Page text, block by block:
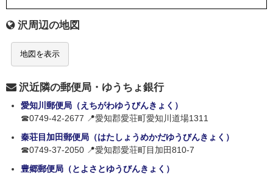
沢周辺の地図
地図を表示
沢近隣の郵便局・ゆうちょ銀行
愛知川郵便局（えちがわゆうびんきょく）
☎0749-42-2677 📍愛知郡愛荘町愛知川道場1311
秦荘目加田郵便局（はたしょうめかだゆうびんきょく）
☎0749-37-2050 📍愛知郡愛荘町目加田810-7
豊郷郵便局（とよさとゆうびんきょく）